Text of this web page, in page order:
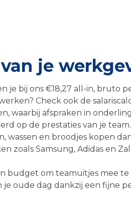
je
je bij ons €18,27 all-in, bruto
Check ook de
waarbij afspraken in
op de prestaties van je team.
wassen en broodjes kopen
zoals Samsung, Adidas en
budget om teamuitjes mee te
je oude dag dankzij een fijne